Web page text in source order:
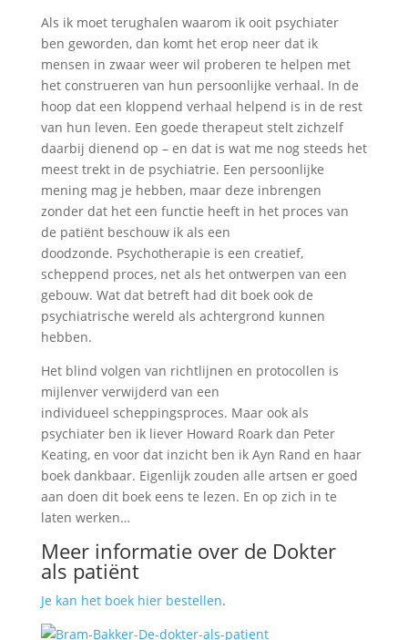
Als ik moet terughalen waarom ik ooit psychiater
ben geworden, dan komt het erop neer dat ik
mensen in zwaar weer wil proberen te helpen met
het construeren van hun persoonlijke verhaal. In de
hoop dat een kloppend verhaal helpend is in de rest
van hun leven. Een goede therapeut stelt zichzelf
daarbij dienend op – en dat is wat me nog steeds het
meest trekt in de psychiatrie. Een persoonlijke
mening mag je hebben, maar deze inbrengen
zonder dat het een functie heeft in het proces van
de patiënt beschouw ik als een
doodzonde. Psychotherapie is een creatief,
scheppend proces, net als het ontwerpen van een
gebouw. Wat dat betreft had dit boek ook de
psychiatrische wereld als achtergrond kunnen
hebben.
Het blind volgen van richtlijnen en protocollen is
mijlenver verwijderd van een
individueel scheppingsproces. Maar ook als
psychiater ben ik liever Howard Roark dan Peter
Keating, en voor dat inzicht ben ik Ayn Rand en haar
boek dankbaar. Eigenlijk zouden alle artsen er goed
aan doen dit boek eens te lezen. En op zich in te
laten werken…
Meer informatie over de Dokter
als patiënt
Je kan het boek hier bestellen.